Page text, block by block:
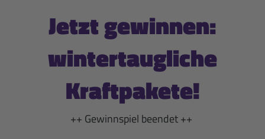
Jetzt gewinnen:
wintertaugliche
Kraftpakete!
++ Gewinnspiel beendet ++